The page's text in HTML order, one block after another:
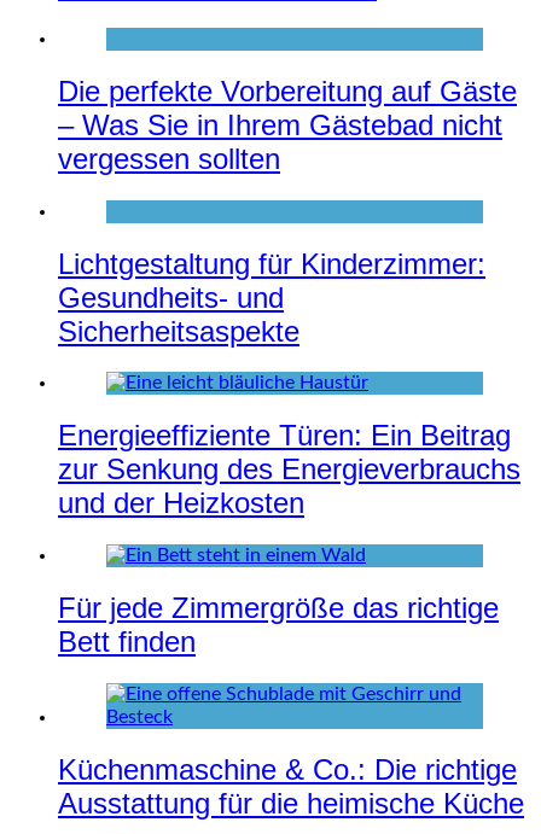
Die perfekte Vorbereitung auf Gäste
– Was Sie in Ihrem Gästebad nicht
vergessen sollten
Lichtgestaltung für Kinderzimmer:
Gesundheits- und
Sicherheitsaspekte
Energieeffiziente Türen: Ein Beitrag
zur Senkung des Energieverbrauchs
und der Heizkosten
Für jede Zimmergröße das richtige
Bett finden
Küchenmaschine & Co.: Die richtige
Ausstattung für die heimische Küche